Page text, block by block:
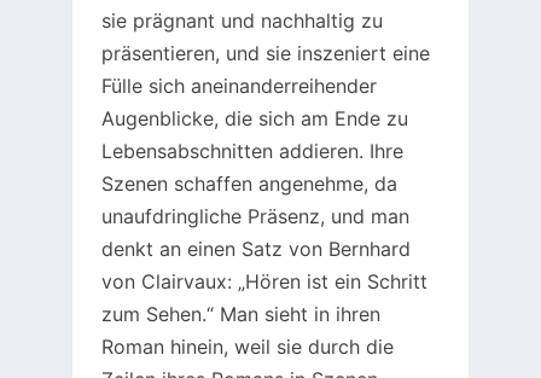
sie prägnant und nachhaltig zu
präsentieren, und sie inszeniert eine
Fülle sich aneinanderreihender
Augenblicke, die sich am Ende zu
Lebensabschnitten addieren. Ihre
Szenen schaffen angenehme, da
unaufdringliche Präsenz, und man
denkt an einen Satz von Bernhard
von Clairvaux: „Hören ist ein Schritt
zum Sehen.“ Man sieht in ihren
Roman hinein, weil sie durch die